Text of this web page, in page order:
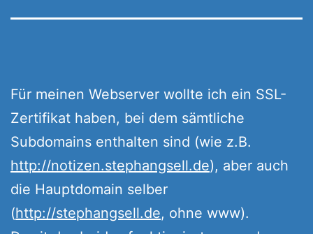
Für meinen Webserver wollte ich ein SSL-
Zertifikat haben, bei dem sämtliche
Subdomains enthalten sind (wie z.B.
http://notizen.stephangsell.de), aber auch
die Hauptdomain selber
(http://stephangsell.de, ohne www).